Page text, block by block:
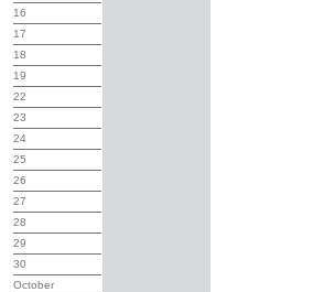
16
17
18
19
22
23
24
25
26
27
28
29
30
October